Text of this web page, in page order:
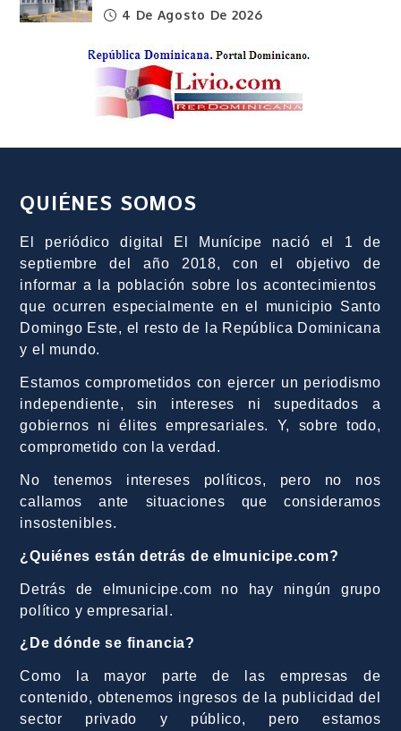
4 De Agosto De 2026
QUIÉNES SOMOS
El periódico digital El Munícipe nació el 1 de
septiembre del año 2018, con el objetivo de
informar a la población sobre los acontecimientos
que ocurren especialmente en el municipio Santo
Domingo Este, el resto de la República Dominicana
y el mundo.
Estamos comprometidos con ejercer un periodismo
independiente, sin intereses ni supeditados a
gobiernos ni élites empresariales. Y, sobre todo,
comprometido con la verdad.
No tenemos intereses políticos, pero no nos
callamos ante situaciones que consideramos
insostenibles.
¿Quiénes están detrás de elmunicipe.com?
Detrás de elmunicipe.com no hay ningún grupo
político y empresarial.
¿De dónde se financia?
Como la mayor parte de las empresas de
contenido, obtenemos ingresos de la publicidad del
sector privado y público, pero estamos